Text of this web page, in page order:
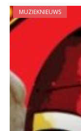
MUZIEKNIEUWS